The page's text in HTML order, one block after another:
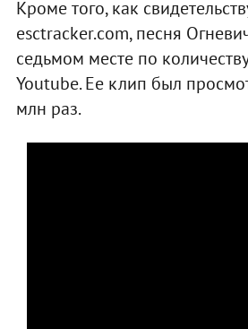
Кроме того, как
esctracker.com, песня
седьмом месте по
Youtube. Ее клип был
млн раз.